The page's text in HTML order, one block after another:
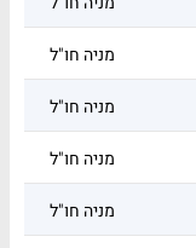
מניה חו"ל
מניה חו"ל
מניה חו"ל
מניה חו"ל